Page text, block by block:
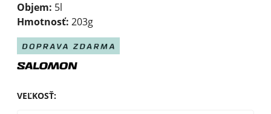
Objem: 5l
Hmotnosť: 203g
VEĽKOSŤ: